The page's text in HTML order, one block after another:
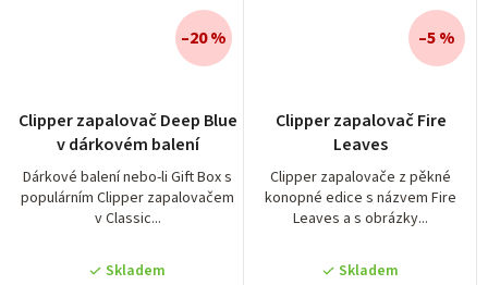
Clipper zapalovač Deep Blue
v dárkovém balení
Dárkové balení nebo-li Gift Box s
populárním Clipper zapalovačem
v Classic...
Skladem
–20 %
Clipper zapalovač Fire
Leaves
Clipper zapalovače z pěkné
konopné edice s názvem Fire
Leaves a s obrázky...
Skladem
–5 %